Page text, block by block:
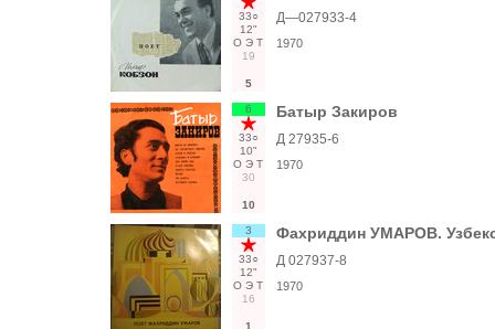
33○
12"
О Э Т
19
5
Д—027933-4
1970
6
33○
10"
О Э Т
30
10
Батыр Закиров
Д 27935-6
1970
3
33○
12"
О Э Т
16
1
Фахриддин УМАРОВ.
Д 027937-8
1970